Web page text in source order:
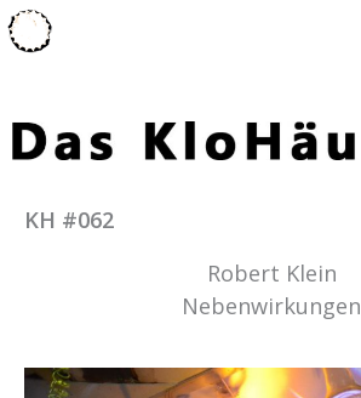
Zum
Inhalt
KH #062
Robert Klein
Nebenwirkungen